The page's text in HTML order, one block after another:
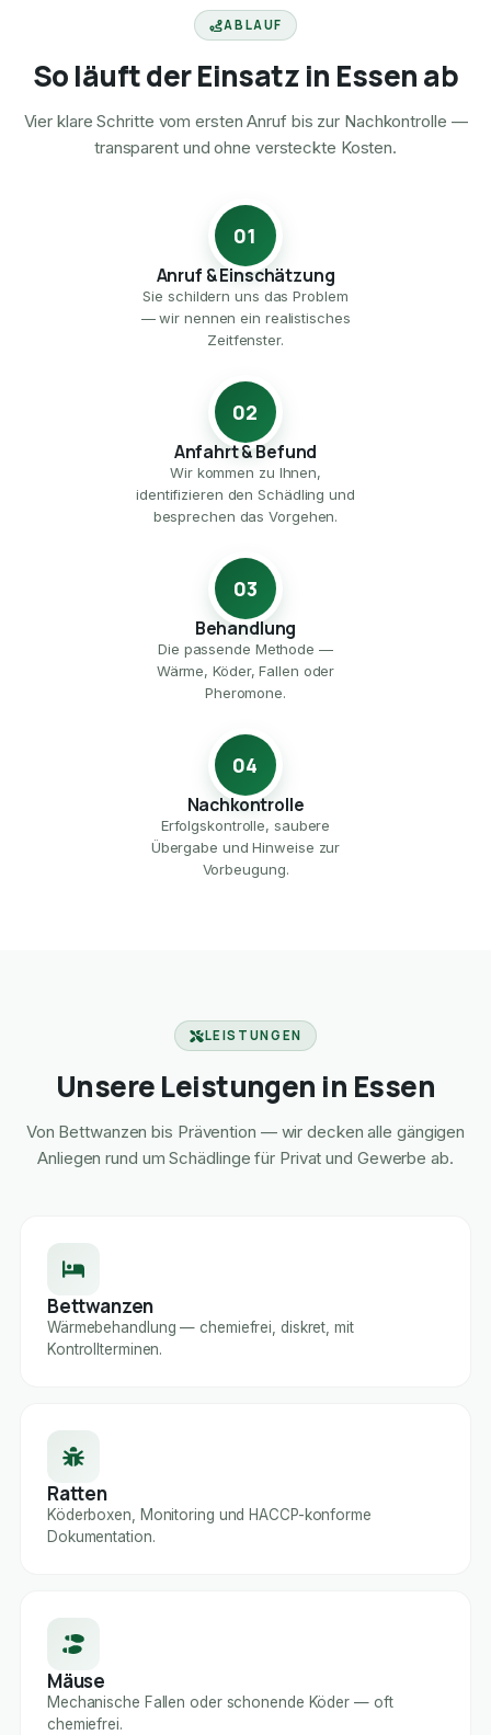
ABLAUF
So läuft der Einsatz in Essen ab
Vier klare Schritte vom ersten Anruf bis zur Nachkontrolle —
transparent und ohne versteckte Kosten.
01
Anruf & Einschätzung
Sie schildern uns das Problem
— wir nennen ein realistisches
Zeitfenster.
02
Anfahrt & Befund
Wir kommen zu Ihnen,
identifizieren den Schädling und
besprechen das Vorgehen.
03
Behandlung
Die passende Methode —
Wärme, Köder, Fallen oder
Pheromone.
04
Nachkontrolle
Erfolgskontrolle, saubere
Übergabe und Hinweise zur
Vorbeugung.
LEISTUNGEN
Unsere Leistungen in Essen
Von Bettwanzen bis Prävention — wir decken alle gängigen
Anliegen rund um Schädlinge für Privat und Gewerbe ab.
Bettwanzen
Wärmebehandlung — chemiefrei, diskret, mit
Kontrollterminen.
Ratten
Köderboxen, Monitoring und HACCP-konforme
Dokumentation.
Mäuse
Mechanische Fallen oder schonende Köder — oft
chemiefrei.